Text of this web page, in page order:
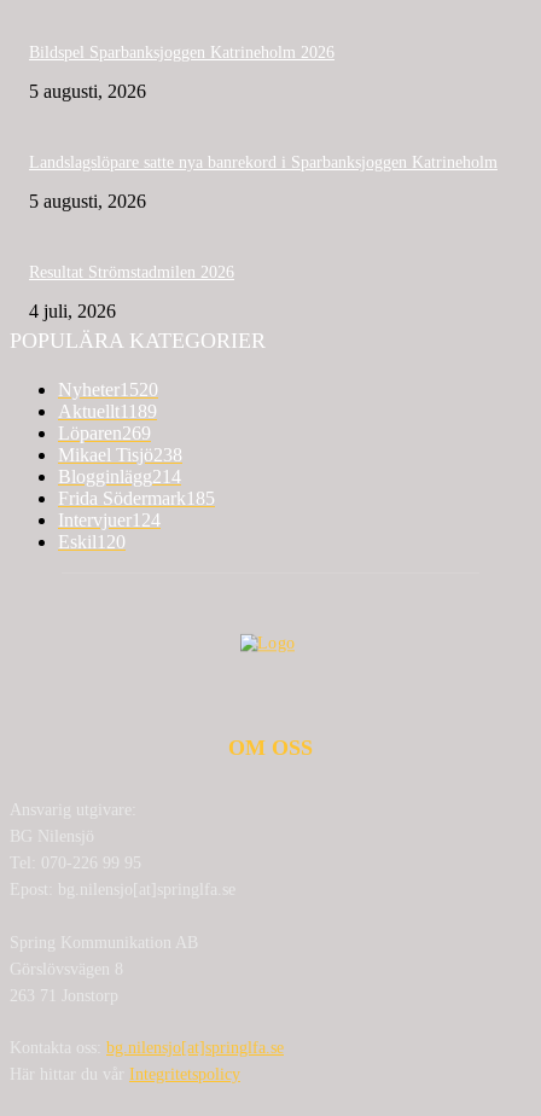
Bildspel Sparbanksjoggen Katrineholm 2026
5 augusti, 2026
Landslagslöpare satte nya banrekord i Sparbanksjoggen Katrineholm
5 augusti, 2026
Resultat Strömstadmilen 2026
4 juli, 2026
POPULÄRA KATEGORIER
Nyheter1520
Aktuellt1189
Löparen269
Mikael Tisjö238
Blogginlägg214
Frida Södermark185
Intervjuer124
Eskil120
OM OSS
Ansvarig utgivare:
BG Nilensjö
Tel: 070-226 99 95
Epost: bg.nilensjo[at]springlfa.se
Spring Kommunikation AB
Görslövsvägen 8
263 71 Jonstorp
Kontakta oss: bg.nilensjo[at]springlfa.se
Här hittar du vår Integritetspolicy